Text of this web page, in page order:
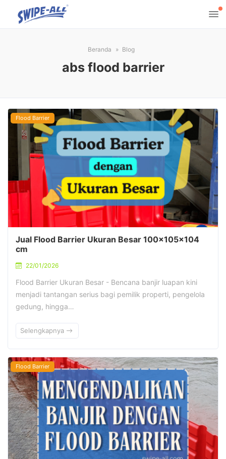
Beranda Blog
abs flood barrier
Flood Barrier
Jual Flood Barrier Ukuran Besar 100x105x104
cm
22/01/2026
Flood Barrier Ukuran Besar - Bencana banjir luapan kini
menjadi tantangan serius bagi pemilik properti, pengelola
gedung, hingga…
Selengkapnya
Flood Barrier